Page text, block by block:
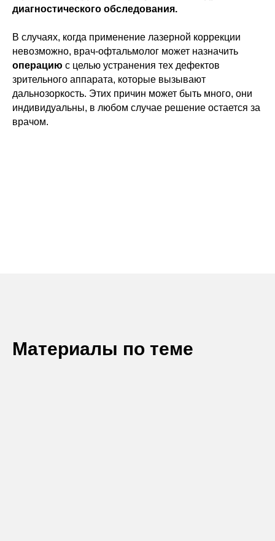
диагностического обследования.
В случаях, когда применение лазерной коррекции
невозможно, врач-офтальмолог может назначить
операцию с целью устранения тех дефектов
зрительного аппарата, которые вызывают
дальнозоркость. Этих причин может быть много, они
индивидуальны, в любом случае решение остается за
врачом.
Материалы по теме